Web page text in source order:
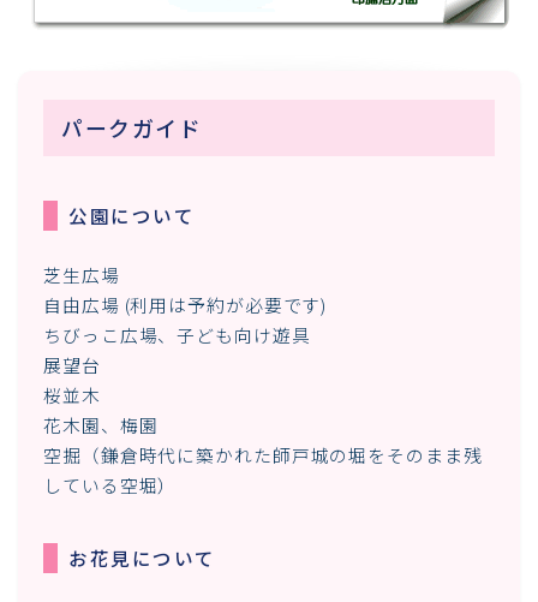
パークガイド
公園について
芝生広場
自由広場 (利用は予約が必要です)
ちびっこ広場、子ども向け遊具
展望台
桜並木
花木園、梅園
空掘（鎌倉時代に築かれた師戸城の堀をそのまま残
している空堀）
お花見について